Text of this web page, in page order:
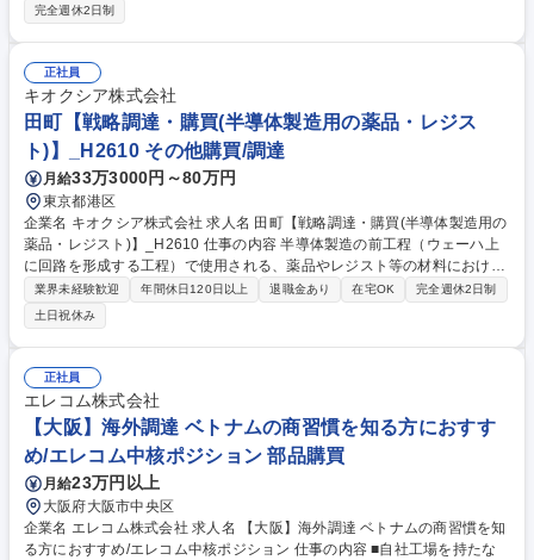
空輸での対応も行っております。 【詳細】■輸出実務：海外拠点からのオ
ーダーに対し、在庫確認からフォワーダー・輸送手配、輸出書類（S/C、I
V、PL、原産地証明、COA等）の作成まで一貫して対応。各国規制に合わ
せた正確なデリバリーを実現します。 ■在庫調達・需要予測：数ヶ月のリ
ードタイムを見越し、各国の需要を予測。国内調達部門と連携した発注業
務や、流動的な在庫数量の適正管理を行います。 募集職種 【グローバル
購買】ポーラ・オルビスグループ/リモート週2日可/残業月10h程度
完全週休2日制
正社員
キオクシア株式会社
田町【戦略調達・購買(半導体製造用の薬品・レジス
ト)】_H2610 その他購買/調達
月給33万3000円～80万円
東京都港区
企業名 キオクシア株式会社 求人名 田町【戦略調達・購買(半導体製造用の
薬品・レジスト)】_H2610 仕事の内容 半導体製造の前工程（ウェーハ上
に回路を形成する工程）で使用される、薬品やレジスト等の材料における
バイヤー業務および調達戦略の立案・実行をお任せします。 【詳細】■新
規材料のソーシング（候補先探索）：開発部門が検討している次世代製品
用の新材料について、開発担当と連携しながら最適なサプライヤーを世界
中から探索・選定します。■キャパシティ・プランニング（供給能力確
認）：当社の数年先の中長期生産計画に対し、サプライヤー側の生産能力
や原材料の確保状況が十分であるかを精査し、将来的なボトルネックを解
消します。■戦略的価格交渉・アロケーション決定 募集職種 田町【戦略調
達・購買(半導体製造用の薬品・レジスト)】_H2610
業界未経験歓迎 年間休日120日以上 退職金あり 在宅OK
完全週休2日制
土日祝休み
正社員
エレコム株式会社
【大阪】海外調達 ベトナムの商習慣を知る方におすす
め/エレコム中核ポジション 部品購買
月給23万円以上
大阪府大阪市中央区
企業名 エレコム株式会社 求人名 【大阪】海外調達 ベトナムの商習慣を知
る方におすすめ/エレコム中核ポジション 仕事の内容 ■自社工場を持たな